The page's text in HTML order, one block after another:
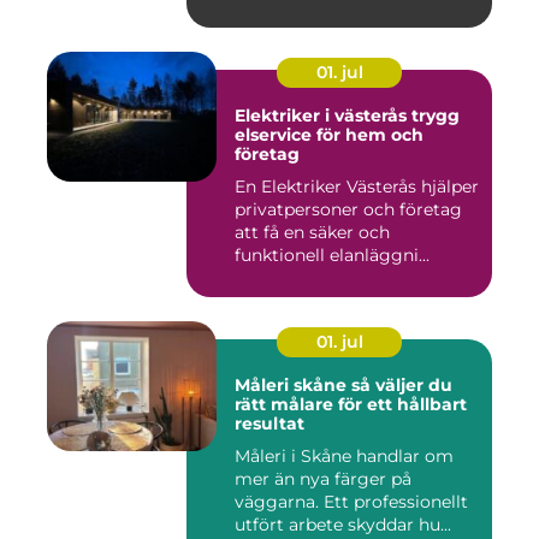
01. jul
Elektriker i västerås trygg
elservice för hem och
företag
En Elektriker Västerås hjälper
privatpersoner och företag
att få en säker och
funktionell elanläggni...
01. jul
Måleri skåne så väljer du
rätt målare för ett hållbart
resultat
Måleri i Skåne handlar om
mer än nya färger på
väggarna. Ett professionellt
utfört arbete skyddar hu...